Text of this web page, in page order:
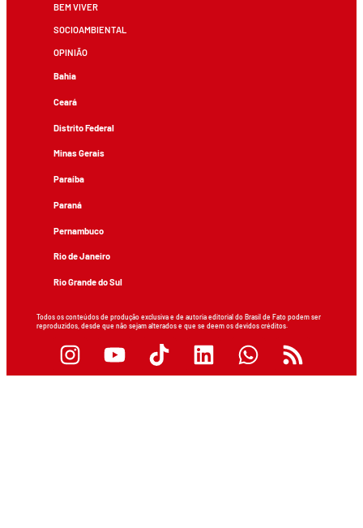
BEM VIVER
SOCIOAMBIENTAL
OPINIÃO
Bahia
Ceará
Distrito Federal
Minas Gerais
Paraíba
Paraná
Pernambuco
Rio de Janeiro
Rio Grande do Sul
Todos os conteúdos de produção exclusiva e de autoria editorial do Brasil de Fato podem ser
reproduzidos, desde que não sejam alterados e que se deem os devidos créditos.